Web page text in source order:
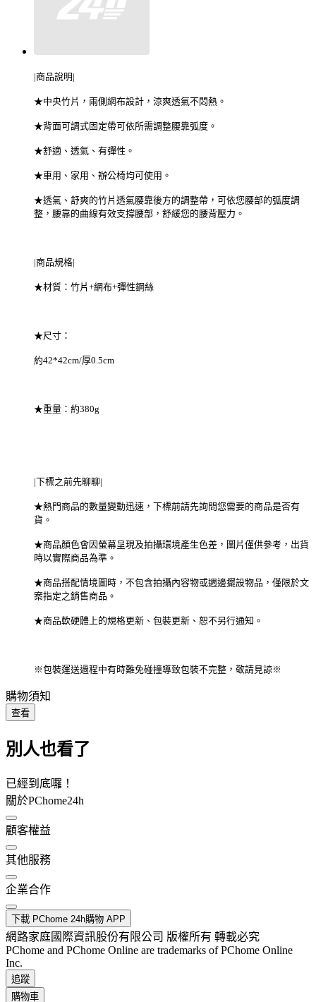
|商品說明|
★中央竹片，兩側網布設計，涼爽透氣不悶熱。
★背面可調式固定帶可依所需調整腰靠弧度。
★舒適、透氣、有彈性。
★車用、家用、辦公椅均可使用。
★透氣、舒爽的竹片透氣腰靠後方的調整帶，可依您腰部的弧度調
整，腰靠的曲線有效支撐腰部，舒緩您的腰背壓力。
|商品規格|
★材質：竹片+網布+彈性鋼絲
★尺寸：
約42*42cm/厚0.5cm
★重量：約380g
|下標之前先聊聊|
★熱門商品的數量變動迅速，下標前請先詢問您需要的商品是否有
貨。
★商品顏色會因螢幕呈現及拍攝環境產生色差，圖片僅供參考，出貨
時以實際商品為準。
★商品搭配情境圖時，不包含拍攝內容物或週邊擺設物品，僅限於文
案指定之銷售商品。
★商品軟硬體上的規格更新、包裝更新、恕不另行通知。
※包裝運送過程中有時難免碰撞導致包裝不完整，敬請見諒※
購物須知
查看
別人也看了
已經到底囉！
關於PChome24h
顧客權益
其他服務
企業合作
下載 PChome 24h購物 APP
網路家庭國際資訊股份有限公司 版權所有 轉載必究
PChome and PChome Online are trademarks of PChome Online
Inc.
追蹤
購物車